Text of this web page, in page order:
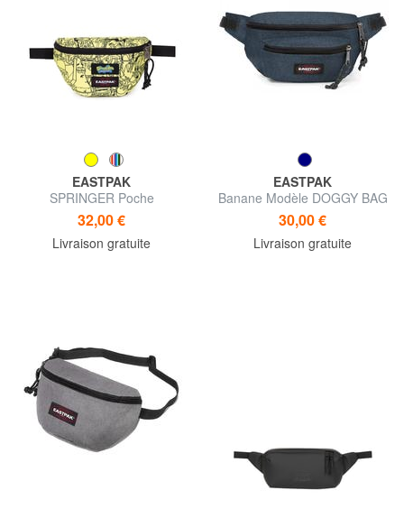
EASTPAK
SPRINGER Poche
32,00 €
Livraison gratuite
EASTPAK
Banane Modèle DOGGY BAG
30,00 €
Livraison gratuite